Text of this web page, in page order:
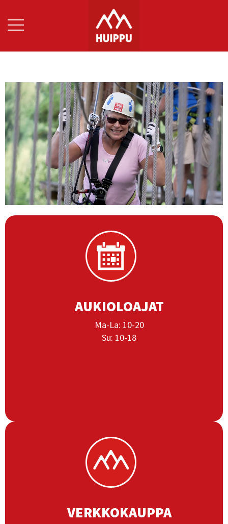
AUKIOLOAJAT
Ma-La: 10-20
Su: 10-18
VERKKOKAUPPA